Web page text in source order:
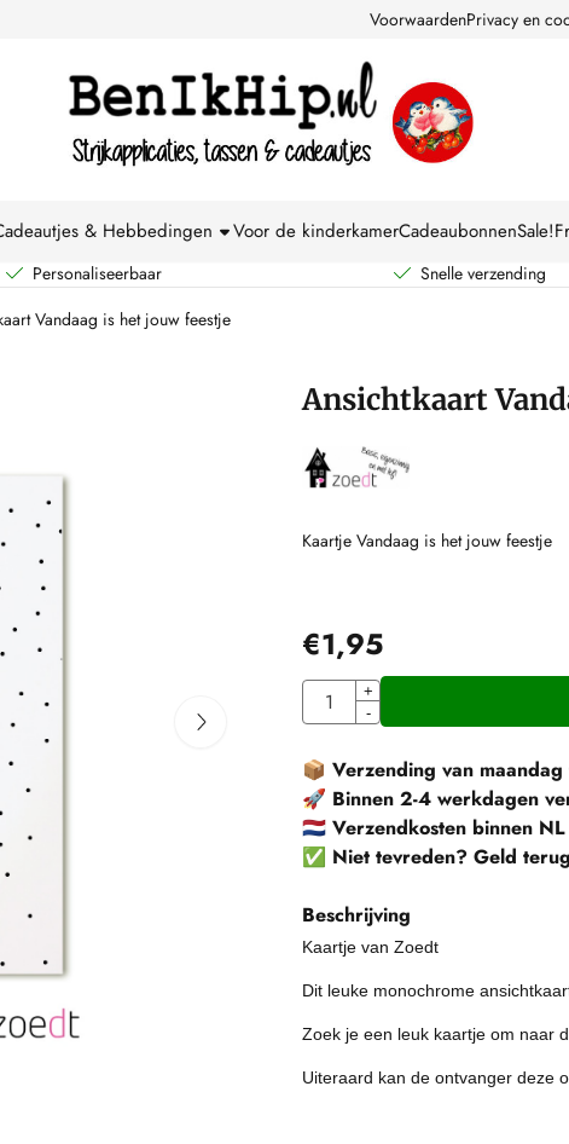
toe. VoorwaardenPrivacy en
& Hebbedingen Voor de kinderkamerCadeaubonnenSale!
Personaliseerbaar Snelle verzending
Vandaag is het jouw feestje
Ansichtkaart
Kaartje Vandaag is het jouw feestje
€1,95
Aantal
+
-
📦 Verzending van
🚀 Binnen 2-4 werkdagen
🇳🇱 Verzendkosten binnen
✅ Niet tevreden? Geld
Beschrijving
Kaartje van Zoedt
Dit leuke monochrome
Zoek je een leuk kaartje om naar
Uiteraard kan de ontvanger deze